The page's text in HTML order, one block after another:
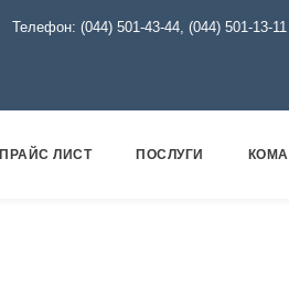
Телефон: (044) 501-43-44, (044) 501-13-11
ПРАЙС ЛИСТ ПОСЛУГИ